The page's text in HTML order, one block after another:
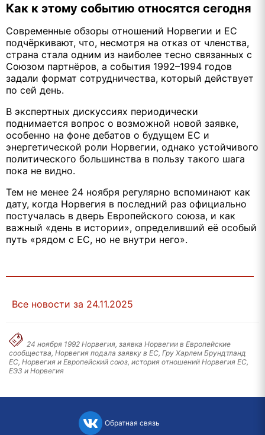
Как к этому событию относятся сегодня
Современные обзоры отношений Норвегии и ЕС
подчёркивают, что, несмотря на отказ от членства,
страна стала одним из наиболее тесно связанных с
Союзом партнёров, а события 1992–1994 годов
задали формат сотрудничества, который действует
по сей день.
В экспертных дискуссиях периодически
поднимается вопрос о возможной новой заявке,
особенно на фоне дебатов о будущем ЕС и
энергетической роли Норвегии, однако устойчивого
политического большинства в пользу такого шага
пока не видно.
Тем не менее 24 ноября регулярно вспоминают как
дату, когда Норвегия в последний раз официально
постучалась в дверь Европейского союза, и как
важный «день в истории», определивший её особый
путь «рядом с ЕС, но не внутри него».
Все новости за 24.11.2025
24 ноября 1992 Норвегия, заявка Норвегии в Европейские
сообщества, Норвегия подала заявку в ЕС, Гру Харлем Брундтланд
ЕС, Норвегия и Европейский союз, история отношений Норвегия ЕС,
ЕЭЗ и Норвегия
Обратная связь